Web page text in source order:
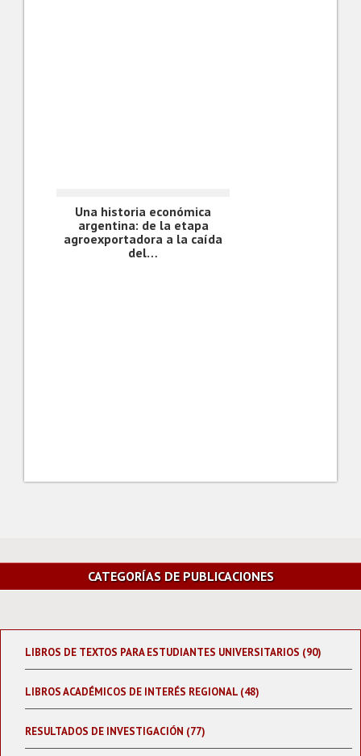
Una historia económica
argentina: de la etapa
agroexportadora a la caída
del…
CATEGORÍAS DE PUBLICACIONES
LIBROS DE TEXTOS PARA ESTUDIANTES UNIVERSITARIOS (90)
LIBROS ACADÉMICOS DE INTERÉS REGIONAL (48)
RESULTADOS DE INVESTIGACIÓN (77)